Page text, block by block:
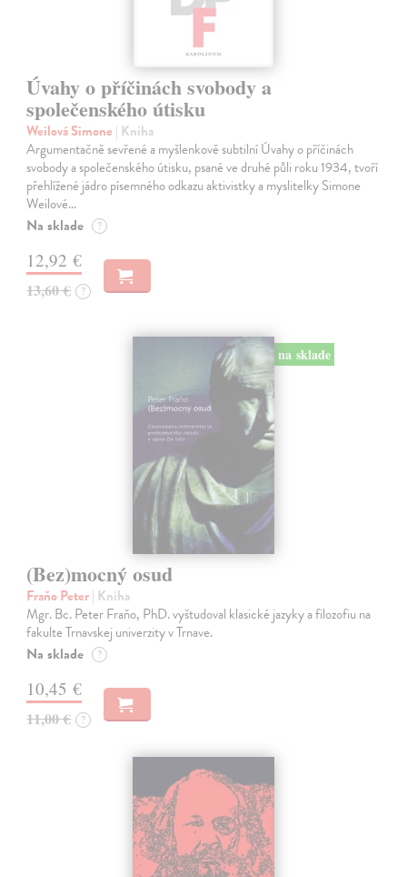
Úvahy o příčinách svobody a
společenského útisku
Weilová Simone | Kniha
Argumentačně sevřené a myšlenkově subtilní Úvahy o příčinách
svobody a společenského útisku, psané ve druhé půli roku 1934, tvoří
přehlížené jádro písemného odkazu aktivistky a myslitelky Simone
Weilové…
Na sklade ?
12,92 €
13,60 € ?
na sklade
(Bez)mocný osud
Fraňo Peter| Kniha
Mgr. Bc. Peter Fraňo, PhD. vyštudoval klasické jazyky a filozofiu na
fakulte Trnavskej univerzity v Trnave.
Na sklade ?
10,45 €
11,00 € ?